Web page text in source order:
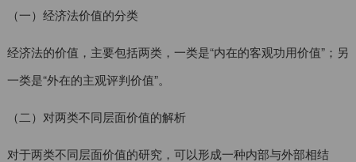
（一）经济法价值的分类
经济法的价值，主要包括两类，一类是“内在的客观功用价值”；另
一类是“外在的主观评判价值”。
（二）对两类不同层面价值的解析
对于两类不同层面价值的研究，可以形成一种内部与外部相结